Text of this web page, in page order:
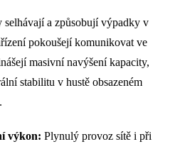
selhávají a způsobují výpadky v
pokoušejí komunikovat ve
masivní navýšení kapacity,
stabilitu v hustě obsazeném
výkon: Plynulý provoz sítě i při